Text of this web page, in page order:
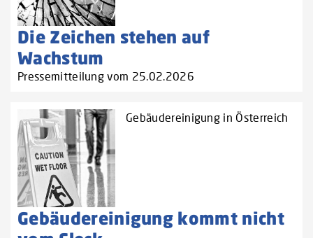
Die Zeichen stehen auf
Wachstum
Pressemitteilung vom 25.02.2026
Gebäudereinigung in Österreich
Gebäudereinigung kommt nicht